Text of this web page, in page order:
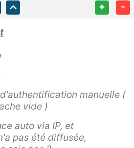
+ -
manuelle (
vide )
auto via IP, et
pas été diffusée,